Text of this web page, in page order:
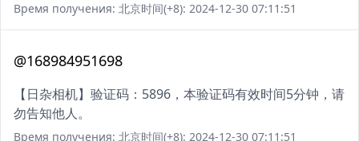
Время получения: 北京时间(+8): 2024-12-30 07:11:51
@168984951698
【日杂相机】验证码：5896，本验证码有效时间5分钟，请
勿告知他人。
Время получения: 北京时间(+8): 2024-12-30 07:11:51